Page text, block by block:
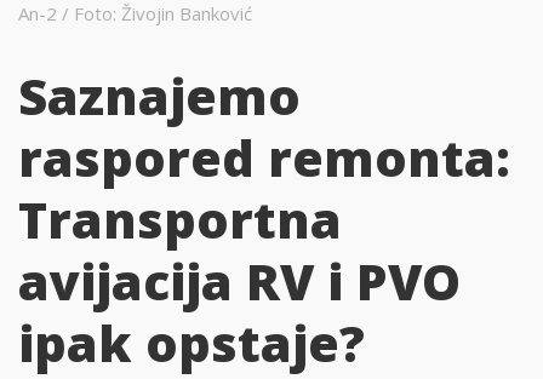
An-2 / Foto: Živojin Banković
Saznajemo
raspored remonta:
Transportna
avijacija RV i PVO
ipak opstaje?